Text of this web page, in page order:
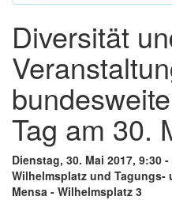
Diversität
Tag am 30.
Dienstag, 30. Mai 2017, 9:30
Wilhelmsplatz und
Mensa - Wilhelmsplatz 3